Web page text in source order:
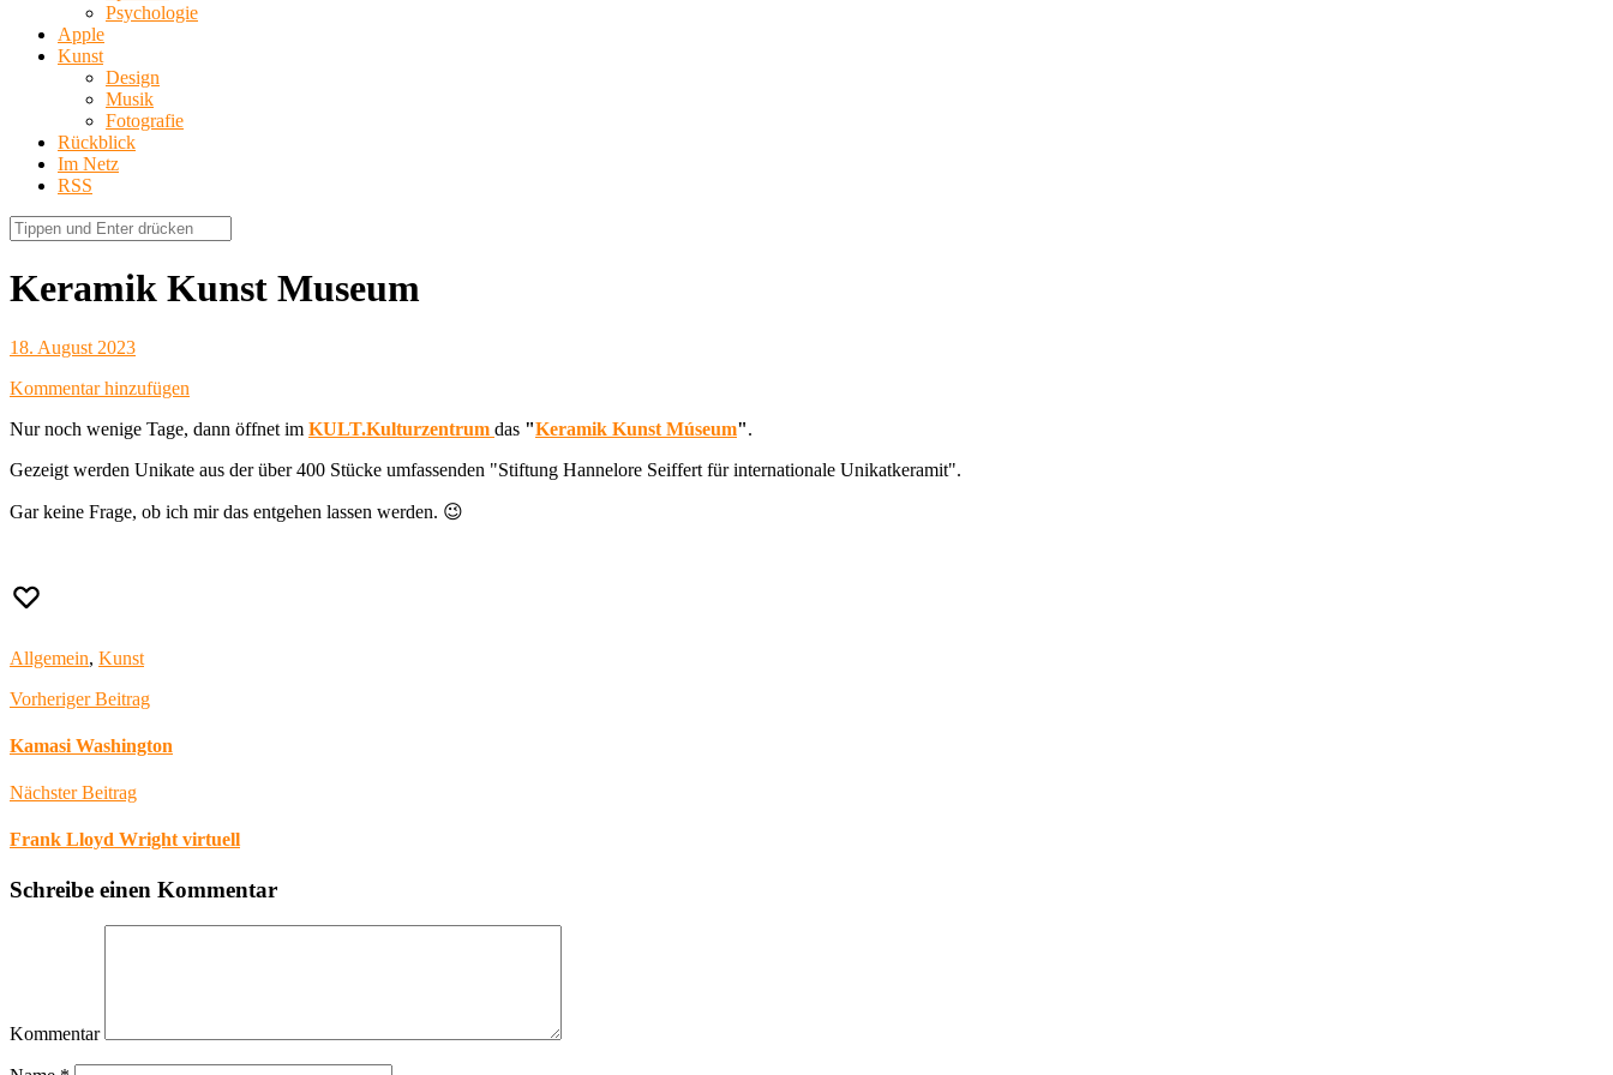
Psychologie
Apple
Kunst
Design
Musik
Fotografie
Rückblick
Im Netz
RSS
Keramik Kunst Museum
18. August 2023
Kommentar hinzufügen
Nur noch wenige Tage, dann öffnet im KULT.Kulturzentrum das "Keramik Kunst Múseum".
Gezeigt werden Unikate aus der über 400 Stücke umfassenden "Stiftung Hannelore Seiffert für internationale Unikatkeramit".
Gar keine Frage, ob ich mir das entgehen lassen werden. 😉
Allgemein, Kunst
Vorheriger Beitrag
Kamasi Washington
Nächster Beitrag
Frank Lloyd Wright virtuell
Schreibe einen Kommentar
Kommentar